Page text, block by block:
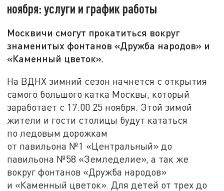
ноября: услуги и график работы
Москвичи смогут прокатиться вокруг
знаменитых фонтанов «Дружба народов» и
«Каменный цветок».
На ВДНХ зимний сезон начнется с открытия
самого большого катка Москвы, который
заработает с 17:00 25 ноября. Этой зимой
жители и гости столицы будут кататься
по ледовым дорожкам
от павильона №1 «Центральный» до
павильона №58 «Земледелие», а так же
вокруг фонтанов «Дружба народов»
и «Каменный цветок». Для детей от трех до